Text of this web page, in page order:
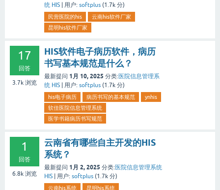
统 HIS
用户: softplus (1.7k 分)
民营医院的his
云南his软件厂家
昆明his软件厂家
17
回答
3.7k 浏览
HIS软件电子病历软件，病历
书写基本规范是什么？
最新提问 1月 10, 2025 分类:医院信息管理系
统 HIS
用户: softplus (1.7k 分)
his电子病历 病历书写的基本规范
ynhis
软佳医院信息管理系统
医学书籍病历书写规范
1
回答
6.8k 浏览
云南省有哪些自主开发的HIS
系统？
最新提问 1月 2, 2025 分类:医院信息管理系统
HIS
用户: softplus (1.7k 分)
云南his系统 昆明his系统